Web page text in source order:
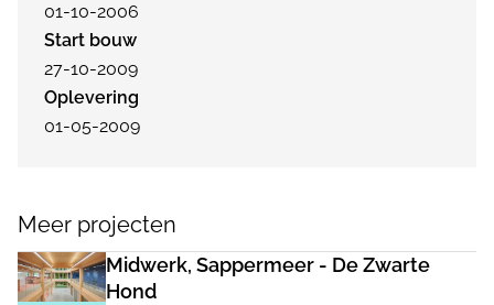
01-10-2006
Start bouw
27-10-2009
Oplevering
01-05-2009
Meer projecten
Midwerk, Sappermeer - De Zwarte
Hond